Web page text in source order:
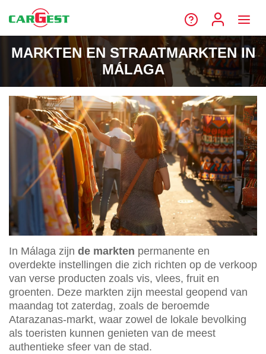
MARKTEN EN STRAATMARKTEN IN
MÁLAGA
In Málaga zijn de markten permanente en
overdekte instellingen die zich richten op de verkoop
van verse producten zoals vis, vlees, fruit en
groenten. Deze markten zijn meestal geopend van
maandag tot zaterdag, zoals de beroemde
Atarazanas-markt, waar zowel de lokale bevolking
als toeristen kunnen genieten van de meest
authentieke sfeer van de stad.